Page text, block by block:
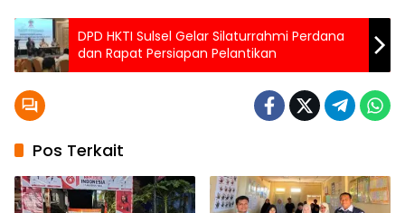
DPD HKTI Sulsel Gelar Silaturrahmi Perdana
dan Rapat Persiapan Pelantikan
Pos Terkait